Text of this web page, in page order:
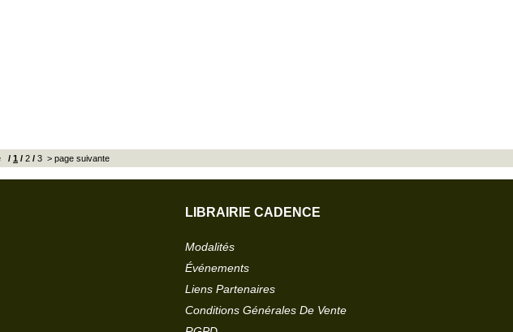
/ 1 / 2 / 3 > page suivante
LIBRAIRIE CADENCE
Modalités
Événements
Liens Partenaires
Conditions Générales De Vente